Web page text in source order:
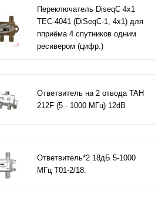
Переключатель DiseqC 4х1
TEC-4041 (DiSeqC-1, 4x1) для
пприёма 4 спутников одним
ресивером (цифр.)
Ответвитель на 2 отвода TAH
212F (5 - 1000 МГц) 12dB
Ответвитель*2 18дБ 5-1000
МГц T01-2/18: